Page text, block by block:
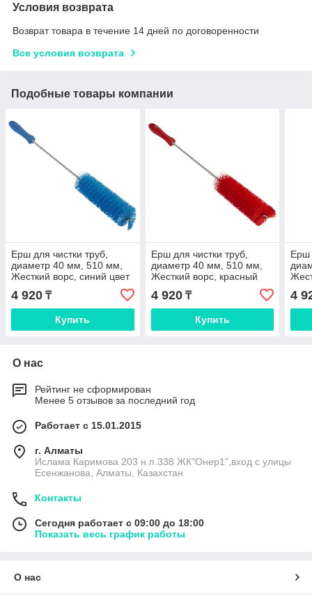
Условия возврата
Возврат товара в течение 14 дней по договоренности
Все условия возврата
Подобные товары компании
Ерш для чистки труб,
диаметр 40 мм, 510 мм,
Жесткий ворс, синий цвет
4 920 ₸
Купить
Ерш для чистки труб,
диаметр 40 мм, 510 мм,
Жесткий ворс, красный
4 920₸
Купить
Ерш
4
О нас
Рейтинг не сформирован
Менее 5 отзывов за последний год
Работает с 15.01.2015
г. Алматы
Ислама Каримова 203 н.п.338 ЖК"Онер1",вход с улицы
Есенжанова, Алматы, Казахстан
Контакты
Сегодня работает с 09:00 до 18:00
Показать весь график работы
О нас